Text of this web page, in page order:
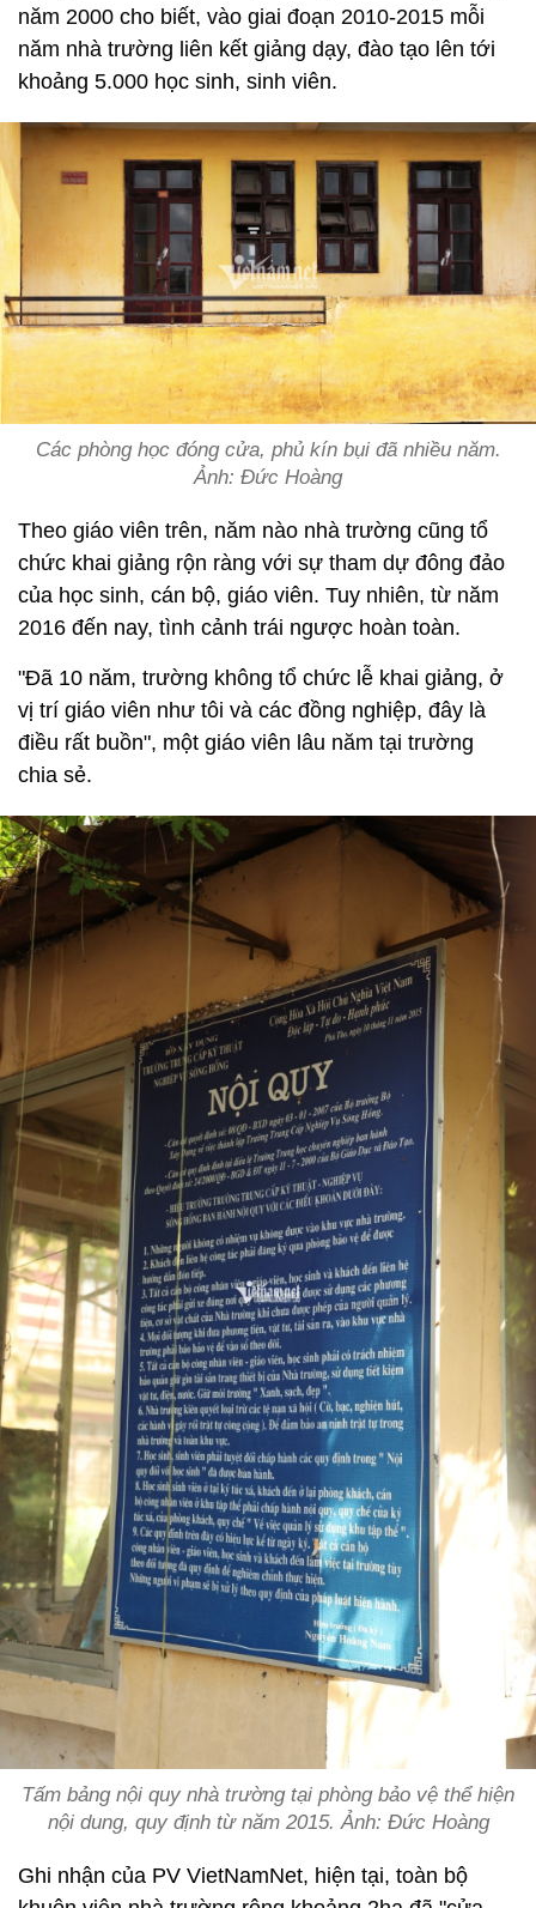
năm 2000 cho biết, vào giai đoạn 2010-2015 mỗi
năm nhà trường liên kết giảng dạy, đào tạo lên tới
khoảng 5.000 học sinh, sinh viên.
Các phòng học đóng cửa, phủ kín bụi đã nhiều năm.
Ảnh: Đức Hoàng
Theo giáo viên trên, năm nào nhà trường cũng tổ
chức khai giảng rộn ràng với sự tham dự đông đảo
của học sinh, cán bộ, giáo viên. Tuy nhiên, từ năm
2016 đến nay, tình cảnh trái ngược hoàn toàn.
"Đã 10 năm, trường không tổ chức lễ khai giảng, ở
vị trí giáo viên như tôi và các đồng nghiệp, đây là
điều rất buồn", một giáo viên lâu năm tại trường
chia sẻ.
Tấm bảng nội quy nhà trường tại phòng bảo vệ thể hiện
nội dung, quy định từ năm 2015. Ảnh: Đức Hoàng
Ghi nhận của PV VietNamNet, hiện tại, toàn bộ